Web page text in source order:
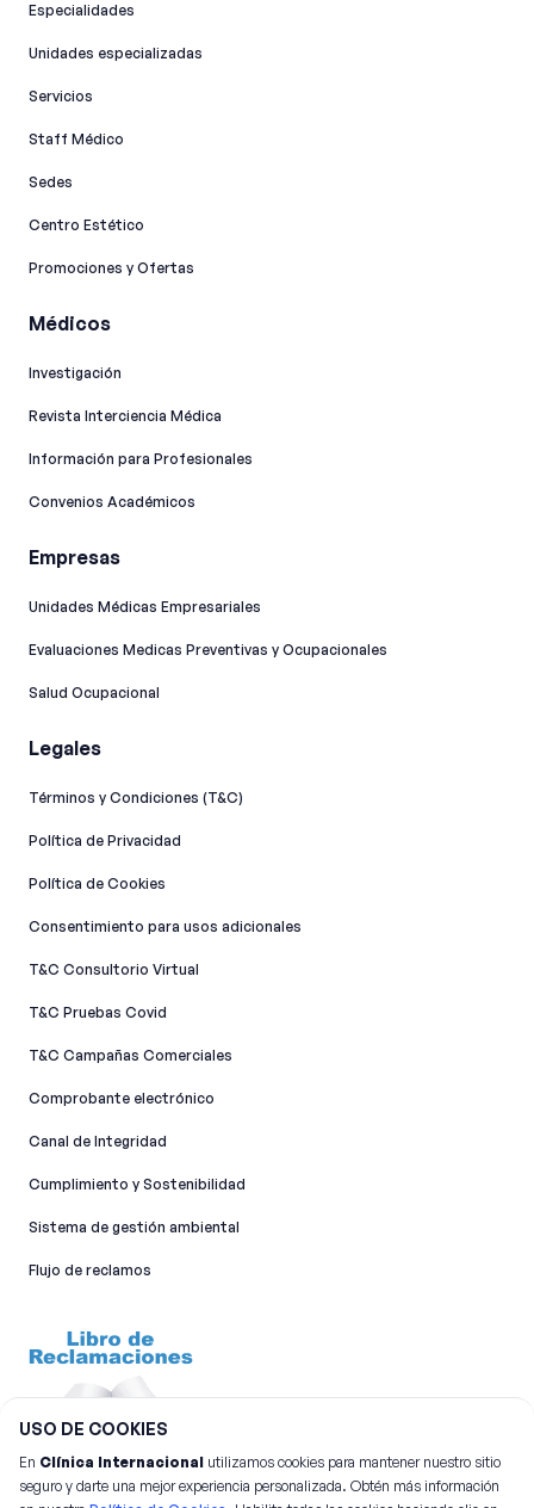
Especialidades
Unidades especializadas
Servicios
Staff Médico
Sedes
Centro Estético
Promociones y Ofertas
Médicos
Investigación
Revista Interciencia Médica
Información para Profesionales
Convenios Académicos
Empresas
Unidades Médicas Empresariales
Evaluaciones Medicas Preventivas y Ocupacionales
Salud Ocupacional
Legales
Términos y Condiciones (T&C)
Política de Privacidad
Política de Cookies
Consentimiento para usos adicionales
T&C Consultorio Virtual
T&C Pruebas Covid
T&C Campañas Comerciales
Comprobante electrónico
Canal de Integridad​
Cumplimiento y Sostenibilidad
Sistema de gestión ambiental
Flujo de reclamos
USO DE COOKIES
En Clínica Internacional utilizamos cookies para mantener nuestro sitio
seguro y darte una mejor experiencia personalizada. Obtén más información